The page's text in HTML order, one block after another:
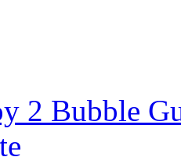
2 Bubble